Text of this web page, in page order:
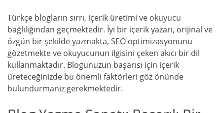
Türkçe blogların sırrı, içerik üretimi ve okuyucu
bağlılığından geçmektedir. İyi bir içerik yazarı, orijinal ve
özgün bir şekilde yazmakta, SEO optimizasyonunu
gözetmekte ve okuyucunun ilgisini çeken akıcı bir dil
kullanmaktadır. Blogunuzun başarısı için içerik
üreteceğinizde bu önemli faktörleri göz önünde
bulundurmanız gerekmektedir.